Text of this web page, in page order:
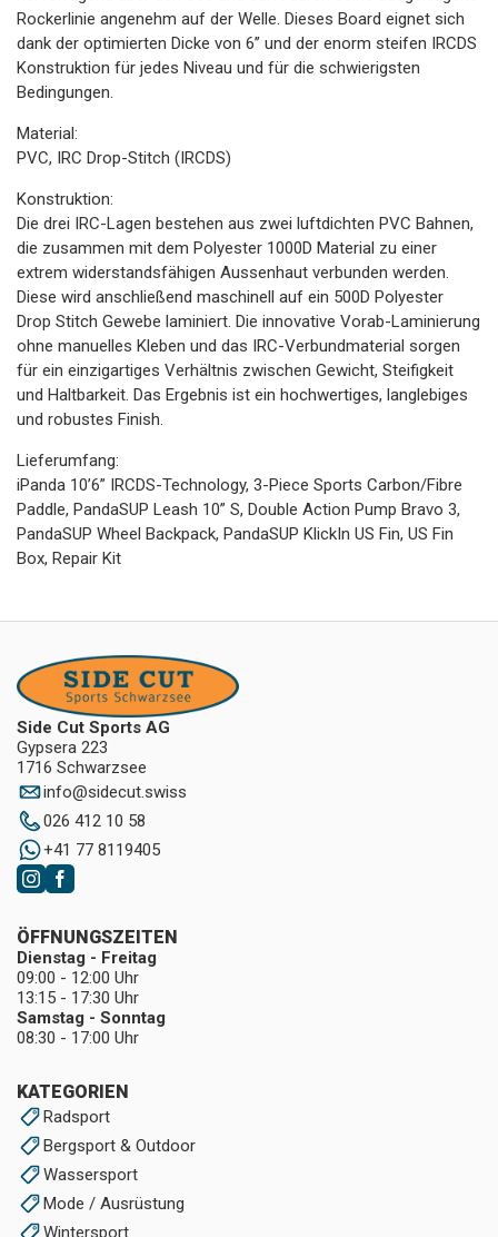
Rockerlinie angenehm auf der Welle. Dieses Board eignet sich
dank der optimierten Dicke von 6’’ und der enorm steifen IRCDS
Konstruktion für jedes Niveau und für die schwierigsten
Bedingungen.
Material:
PVC, IRC Drop-Stitch (IRCDS)
Konstruktion:
Die drei IRC-Lagen bestehen aus zwei luftdichten PVC Bahnen,
die zusammen mit dem Polyester 1000D Material zu einer
extrem widerstandsfähigen Aussenhaut verbunden werden.
Diese wird anschließend maschinell auf ein 500D Polyester
Drop Stitch Gewebe laminiert. Die innovative Vorab-Laminierung
ohne manuelles Kleben und das IRC-Verbundmaterial sorgen
für ein einzigartiges Verhältnis zwischen Gewicht, Steifigkeit
und Haltbarkeit. Das Ergebnis ist ein hochwertiges, langlebiges
und robustes Finish.
Lieferumfang:
iPanda 10’6” IRCDS-Technology, 3-Piece Sports Carbon/Fibre
Paddle, PandaSUP Leash 10” S, Double Action Pump Bravo 3,
PandaSUP Wheel Backpack, PandaSUP KlickIn US Fin, US Fin
Box, Repair Kit
Side Cut Sports AG
Gypsera 223
1716 Schwarzsee
info@sidecut.swiss
026 412 10 58
+41 77 8119405
KATEGORIEN
Radsport
Bergsport & Outdoor
Wassersport
Mode / Ausrüstung
Wintersport
ÖFFNUNGSZEITEN
Dienstag - Freitag
09:00 - 12:00 Uhr
13:15 - 17:30 Uhr
Samstag - Sonntag
08:30 - 17:00 Uhr